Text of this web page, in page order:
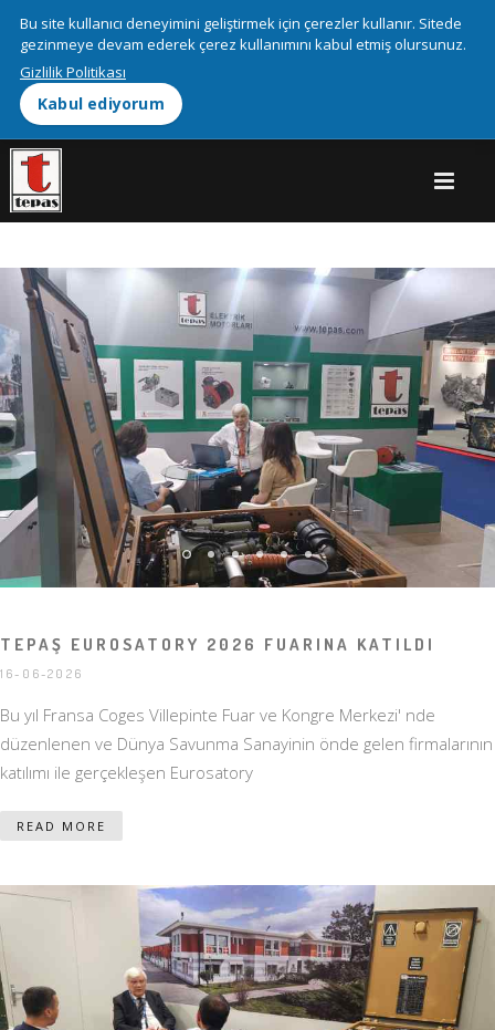
We use cookies on this site to enhance your user experienceBy
clicking any link on this page you are giving your consent for us to
set cookies. More info
OK, I agree
Bu site kullanıcı deneyimini geliştirmek için çerezler kullanır. Sitede
gezinmeye devam ederek çerez kullanımını kabul etmiş olursunuz.
Gizlilik Politikası
Kabul ediyorum
TEPAŞ EUROSATORY 2026 FUARINA KATILDI
16-06-2026
Bu yıl Fransa Coges Villepinte Fuar ve Kongre Merkezi' nde
düzenlenen ve Dünya Savunma Sanayinin önde gelen firmalarının
katılımı ile gerçekleşen Eurosatory
READ MORE